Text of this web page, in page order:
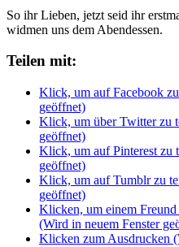
So ihr Lieben, jetzt seid ihr
widmen uns dem Abendessen.
Teilen mit:
Klick, um auf Facebook
geöffnet)
Klick, um über Twitter zu
geöffnet)
Klick, um auf Pinterest zu
geöffnet)
Klick, um auf Tumblr zu
geöffnet)
Klicken, um einem
(Wird in neuem Fenster
Klicken zum Ausdrucken